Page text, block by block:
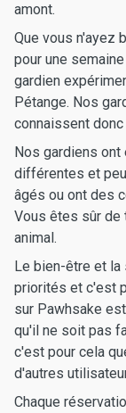
amont.
Que vous n'ayez
pour une
gardien
Pétange. Nos
connaissent
Nos gardiens ont
différentes et
âgés ou ont des
Vous êtes sûr de
animal.
Le bien-être et la
priorités et c'est
sur Pawhsake
qu'il ne soit pas
c'est pour cela
d'autres
Chaque